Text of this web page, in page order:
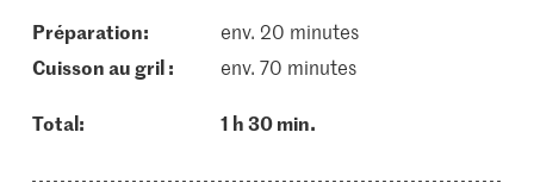
Préparation:
env. 20 minutes
cuisson au gril :
env. 70 minutes
Total: 1 h 30 min.